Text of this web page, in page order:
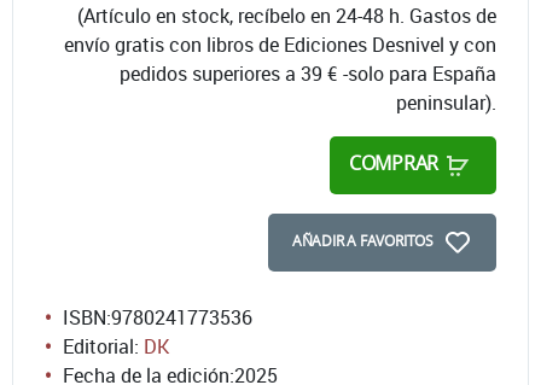
(Artículo en stock, recíbelo en 24-48 h. Gastos de
envío gratis con libros de Ediciones Desnivel y con
pedidos superiores a 39 € -solo para España
peninsular).
COMPRAR
AÑADIR A FAVORITOS
ISBN:9780241773536
Editorial: DK
Fecha de la edición:2025